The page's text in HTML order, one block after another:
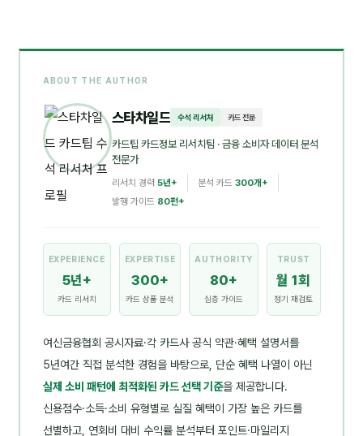
ABOUT THE AUTHOR
스타차일드 수석 리서처 카드 전문
카드팁 카드정보 리서치팀 · 금융 소비자 데이터 분석
전문가
리서치 경력 5년+ 분석 카드 300개+
발행 가이드 80편+
EXPERIENCE
5년+
카드 리서치
EXPERTISE
300+
카드 상품 분석
AUTHORITY
80+
심층 가이드
TRUST
월 1회
정기 재검토
여신금융협회 공시자료·각 카드사 공식 약관·혜택 설명서를
5년여간 직접 분석한 경험을 바탕으로, 단순 혜택 나열이 아닌
실제 소비 패턴에 최적화된 카드 선택 기준을 제공합니다.
신용점수·소득·소비 유형별로 실질 혜택이 가장 높은 카드를
선별하고, 연회비 대비 수익률 분석부터 포인트·마일리지